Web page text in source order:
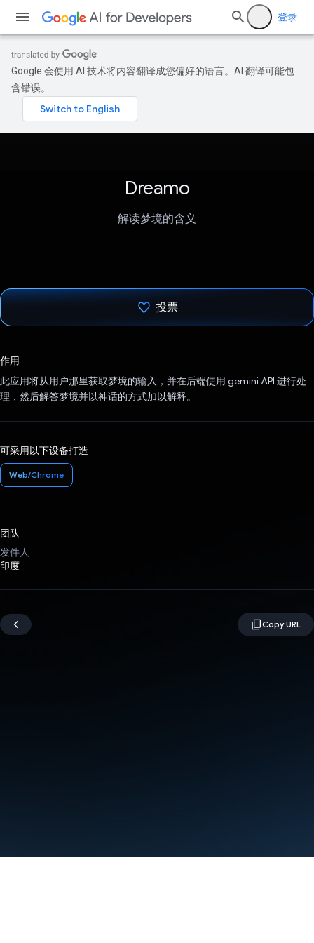
登录
Google 会使用 AI 技术将内容翻译成您偏好的语言。AI 翻译可能包
含错误。
Dreamo
解读梦境的含义
投票
作用
此应用将从用户那里获取梦境的输入，并在后端使用 gemini API 进行处
理，然后解答梦境并以神话的方式加以解释。
可采用以下设备打造
Web/Chrome
团队
发件人
印度